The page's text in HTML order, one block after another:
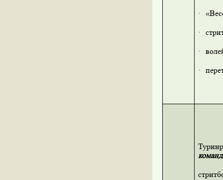
·
·
·
·
команд